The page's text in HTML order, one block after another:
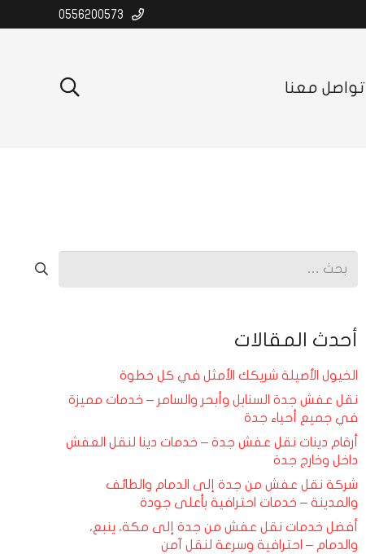
تواصل معنا
البحث
أحدث المقالات
الخيول الأصيلة شريكك الأمثل في كل خطوة
نقل عفش جدة السنابل وأبحر والسامر – خدمات مميزة
في جميع أحياء جدة
أرقام دينات نقل عفش جدة – خدمات دينا لنقل العفش
داخل وخارج جدة
شركة نقل عفش من جدة إلى الدمام والطائف
والمدينة – خدمات احترافية بأعلى جودة
أفضل خدمات نقل عفش من جدة إلى مكة، ينبع،
والدمام – احترافية وسرعة لنقل آمن